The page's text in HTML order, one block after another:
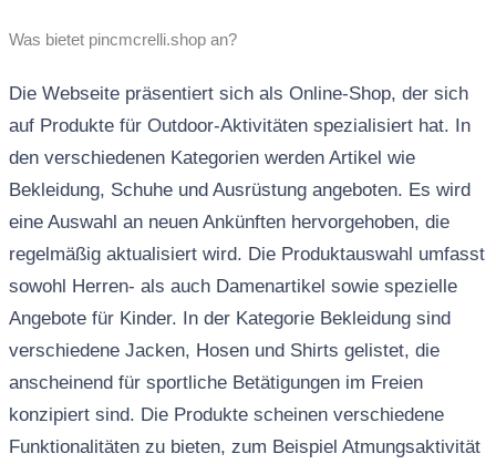
Was bietet pincmcrelli.shop an?
Die Webseite präsentiert sich als Online-Shop, der sich
auf Produkte für Outdoor-Aktivitäten spezialisiert hat. In
den verschiedenen Kategorien werden Artikel wie
Bekleidung, Schuhe und Ausrüstung angeboten. Es wird
eine Auswahl an neuen Ankünften hervorgehoben, die
regelmäßig aktualisiert wird. Die Produktauswahl umfasst
sowohl Herren- als auch Damenartikel sowie spezielle
Angebote für Kinder. In der Kategorie Bekleidung sind
verschiedene Jacken, Hosen und Shirts gelistet, die
anscheinend für sportliche Betätigungen im Freien
konzipiert sind. Die Produkte scheinen verschiedene
Funktionalitäten zu bieten, zum Beispiel Atmungsaktivität